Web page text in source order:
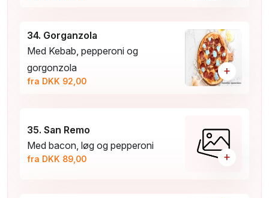
34. Gorganzola
Med Kebab, pepperoni og
gorgonzola
fra DKK 92,00
+
35. San Remo
Med bacon, løg og pepperoni
fra DKK 89,00 +